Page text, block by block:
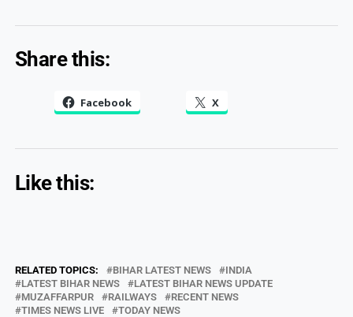
Share this:
Facebook X
Like this:
RELATED TOPICS: BIHAR LATEST NEWS
INDIA
LATEST BIHAR NEWS
LATEST BIHAR NEWS UPDATE
MUZAFFARPUR
RAILWAYS
RECENT NEWS
TIMES NEWS LIVE
TODAY NEWS